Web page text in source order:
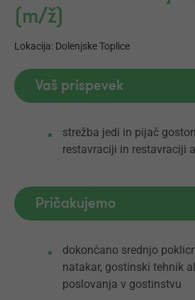
(m/ž)
Lokacija: Dolenjske Toplice
Vaš prispevek
strežba jedi in pijač
restavraciji in restavraciji
Pričakujemo
dokončano srednjo
natakar, gostinski tehnik
poslovanja v gostinstvu